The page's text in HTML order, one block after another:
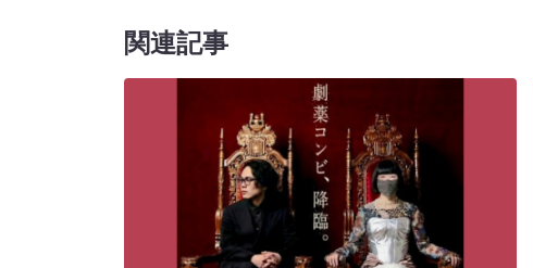
関連記事